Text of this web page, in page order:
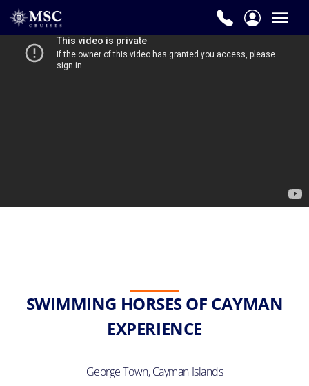
SWIMMING HORSES OF CAYMAN
EXPERIENCE
George Town, Cayman Islands